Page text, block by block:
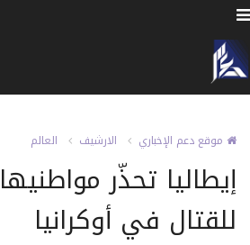
موقع دعم الإخباري الارشيف العالم
إيطاليا تحذّر
للقتال في أوكرانيا